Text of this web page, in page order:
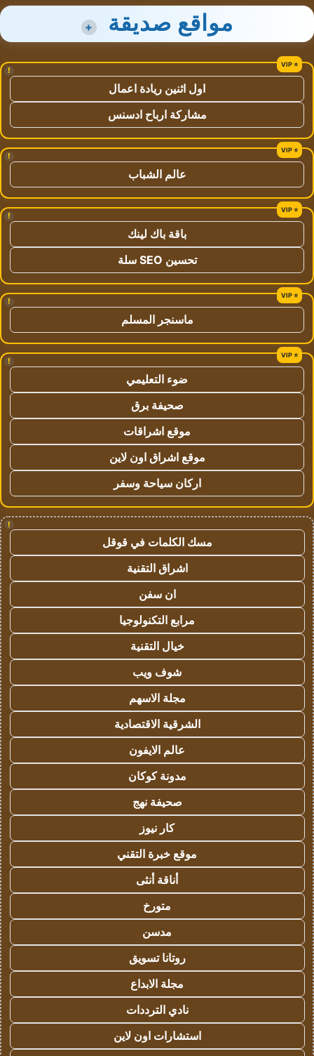
مواقع صديقة +
!
اول اثنين ريادة اعمال
مشاركة ارباح ادسنس
!
عالم الشباب
!
باقة باك لينك
تحسين SEO سلة
!
ماسنجر المسلم
!
ضوء التعليمي
صحيفة برق
موقع اشراقات
موقع اشراق اون لاين
اركان سياحة وسفر
!
مسك الكلمات في قوقل
اشراق التقنية
ان سفن
مرابع التكنولوجيا
خيال التقنية
شوف ويب
مجلة الاسهم
الشرقية الاقتصادية
عالم الايفون
مدونة كوكان
صحيفة نهج
كار نيوز
موقع خبرة التقني
أناقة أنثى
متورخ
مدسن
روتانا تسويق
مجلة الابداع
نادي الترددات
استشارات اون لاين